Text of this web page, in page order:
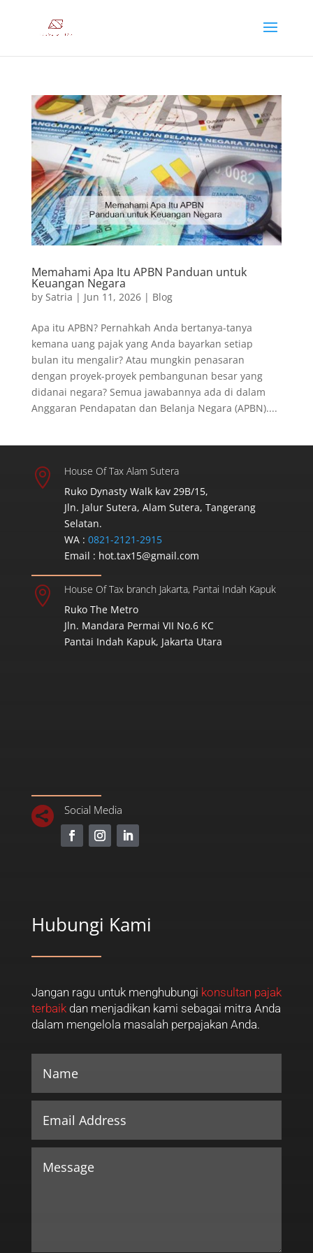
Memahami Apa Itu APBN Panduan untuk
Keuangan Negara
by Satria | Jun 11, 2026| Blog
Apa itu APBN? Pernahkah Anda bertanya-tanya
kemana uang pajak yang Anda bayarkan setiap
bulan itu mengalir? Atau mungkin penasaran
dengan proyek-proyek pembangunan besar yang
didanai negara? Semua jawabannya ada di dalam
Anggaran Pendapatan dan Belanja Negara (APBN)....

House Of Tax Alam Sutera
Ruko Dynasty Walk kav 29B/15,
Jln. Jalur Sutera, Alam Sutera, Tangerang
Selatan.
WA : 0821-2121-2915
Email : hot.tax15@gmail.com

House Of Tax branch Jakarta, Pantai Indah Kapuk
Ruko The Metro
Jln. Mandara Permai VII No.6 KC
Pantai Indah Kapuk, Jakarta Utara
 Social Media
Hubungi Kami
Jangan ragu untuk menghubungi konsultan pajak
terbaikdan menjadikan kami sebagai mitra Anda
dalam mengelola masalah perpajakan Anda.